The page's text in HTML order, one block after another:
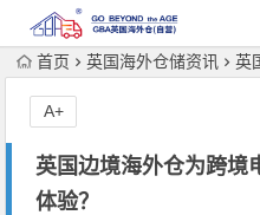
首页 英国海外仓储资讯 英
英国边境海外仓为跨境
体验？
A+